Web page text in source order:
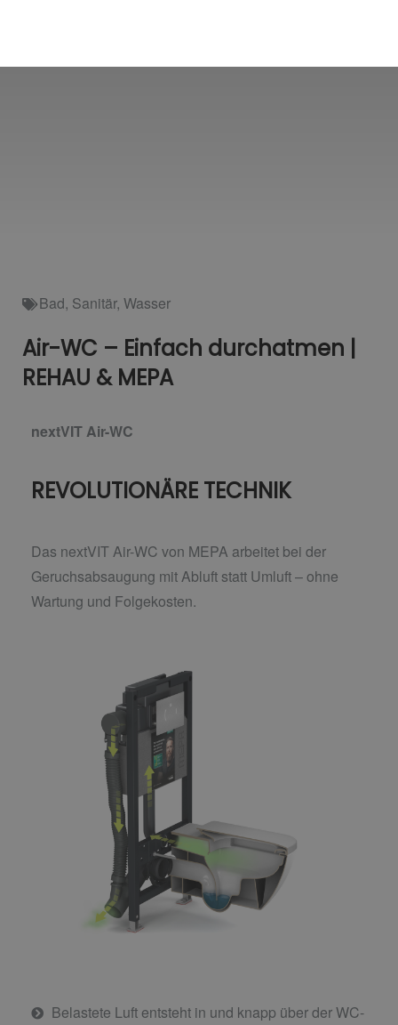
Bad, Sanitär, Wasser
Air-WC – Einfach durchatmen |
REHAU & MEPA
nextVIT Air-WC
REVOLUTIONÄRE TECHNIK
Das nextVIT Air-WC von MEPA arbeitet bei der
Geruchsabsaugung mit Abluft statt Umluft –ohne
Wartung und Folgekosten.
Belastete Luft entsteht in und knapp über der WC-